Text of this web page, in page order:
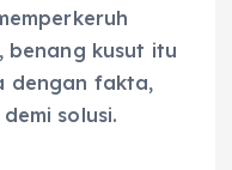
benang kusut itu
dengan fakta,
solusi.